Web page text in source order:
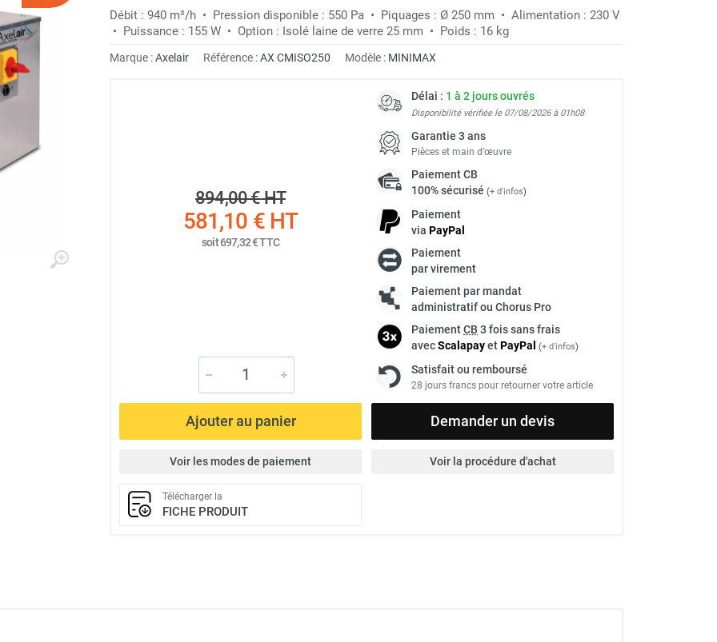
Débit : 940 m³/h • Pression disponible : 550 Pa • Piquages : Ø 250 mm • Alimentation : 230 V
• Puissance : 155 W • Option : Isolé laine de verre 25 mm • Poids : 16 kg
Marque :Axelair Référence :AX CMISO250 Modèle : MINIMAX
894,00 €HT
581,10 €HT
soit697,32 €TTC
Délai : 1 à 2 jours ouvrés
Disponibilité vérifiée le 07/08/2026 à 01h08
Garantie 3 ans
Pièces et main d’œuvre
PaiementCB
100% sécurisé (+ d'infos)
Paiement
via PayPal
Paiement
par virement
Paiement par mandat
administratif ou Chorus Pro
PaiementCB 3 fois sans frais
avecScalapayetPayPal (+ d'infos)
Satisfait ou remboursé
28 jours francs pour retourner votre article
Ajouter au panier Demander un devis
Voir les modes de paiement Voir la procédure d'achat
Télécharger la
FICHE PRODUIT